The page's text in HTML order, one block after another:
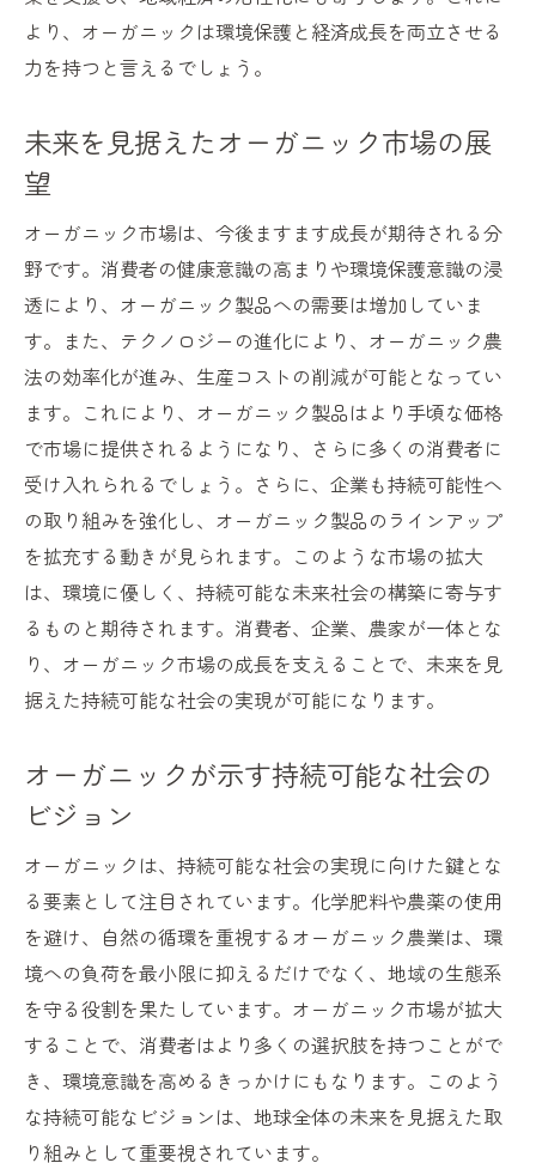
より、オーガニックは環境保護と経済成長を両立させる
力を持つと言えるでしょう。
未来を見据えたオーガニック市場の展
望
オーガニック市場は、今後ますます成長が期待される分
野です。消費者の健康意識の高まりや環境保護意識の浸
透により、オーガニック製品への需要は増加していま
す。また、テクノロジーの進化により、オーガニック農
法の効率化が進み、生産コストの削減が可能となってい
ます。これにより、オーガニック製品はより手頃な価格
で市場に提供されるようになり、さらに多くの消費者に
受け入れられるでしょう。さらに、企業も持続可能性へ
の取り組みを強化し、オーガニック製品のラインアップ
を拡充する動きが見られます。このような市場の拡大
は、環境に優しく、持続可能な未来社会の構築に寄与す
るものと期待されます。消費者、企業、農家が一体とな
り、オーガニック市場の成長を支えることで、未来を見
据えた持続可能な社会の実現が可能になります。
オーガニックが示す持続可能な社会の
ビジョン
オーガニックは、持続可能な社会の実現に向けた鍵とな
る要素として注目されています。化学肥料や農薬の使用
を避け、自然の循環を重視するオーガニック農業は、環
境への負荷を最小限に抑えるだけでなく、地域の生態系
を守る役割を果たしています。オーガニック市場が拡大
することで、消費者はより多くの選択肢を持つことがで
き、環境意識を高めるきっかけにもなります。このよう
な持続可能なビジョンは、地球全体の未来を見据えた取
り組みとして重要視されています。